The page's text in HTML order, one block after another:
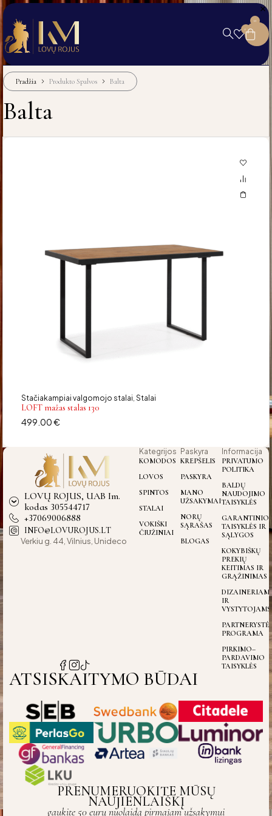
0
0
Pradžia Produkto Spalvos Balta
Balta
Stačiakampiai valgomojo stalai Stalai
LOFT mažas stalas 130
499.00€
Kategrijos
KOMODOS
LOVOS
SPINTOS
STALAI
VOKIŠKI
ČIUŽINIAI
Paskyra
KREPŠELIS
PASKYRA
MANO
UŽSAKYMAI
NORŲ
SĄRAŠAS
BLOGAS
Informacija
PRIVATUMO
POLITIKA
BALDŲ
NAUDOJIMO
TAISYKLĖS
GARANTINIO
TAISYKLĖS IR
SĄLYGOS
KOKYBIŠKŲ
PREKIŲ
KEITIMAS IR
GRĄŽINIMAS
IR
VYSTYTOJAMS
PROGRAMA
PIRKIMO–
PARDAVIMO
TAISYKLĖS
LOVŲ ROJUS, UAB Im.
kodas 305544717
+37069006888
INFO@LOVUROJUS.LT
Verkiu g. 44, Vilnius, Unideco
ATSISKAITYMO BŪDAI
PRENUMERUOKITE MŪSŲ
NAUJIENLAIŠKĮ
gaukite 50 eurų nuolaidą pirmajam užsakymui